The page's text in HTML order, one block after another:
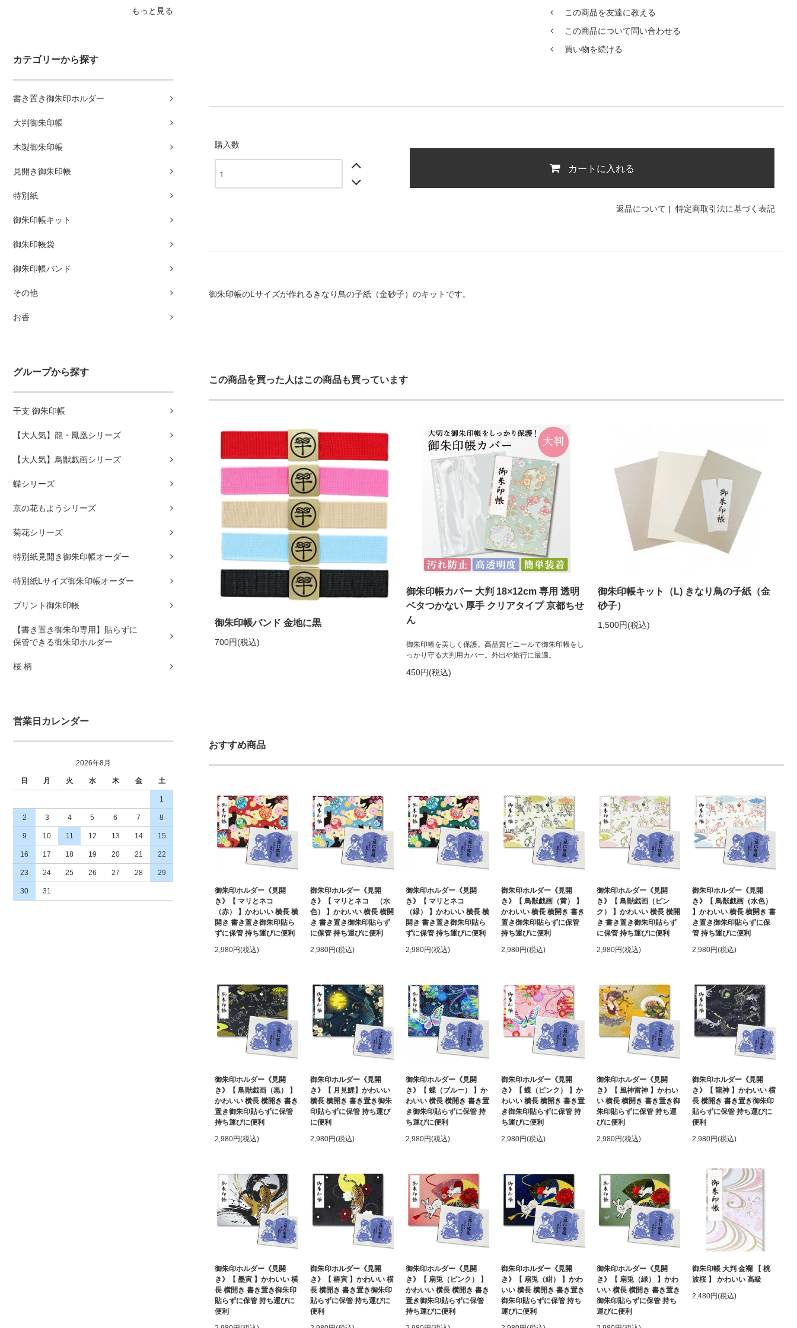
もっと見る
カテゴリーから探す
書き置き御朱印ホルダー
大判御朱印帳
木製御朱印帳
見開き御朱印帳
特別紙
御朱印帳キット
御朱印帳袋
御朱印帳バンド
その他
お香
グループから探す
干支 御朱印帳
【大人気】龍・鳳凰シリーズ
【大人気】鳥獣戯画シリーズ
蝶シリーズ
京の花もようシリーズ
菊花シリーズ
特別紙見開き御朱印帳オーダー
特別紙Lサイズ御朱印帳オーダー
プリント御朱印帳
【書き置き御朱印専用】貼らずに
保管できる御朱印ホルダー
桜 柄
営業日カレンダー
2026年8月
日 月 火 水 木 金 土
1
2 3 4 5 6 7 8
9 10 11 12 13 14 15
16 17 18 19 20 21 22
23 24 25 26 27 28 29
30 31
この商品を友達に教える
この商品について問い合わせる
買い物を続ける
購入数
カートに入れる
返品について | 特定商取引法に基づく表記
御朱印帳のLサイズが作れるきなり鳥の子紙（金砂子）のキットです。
この商品を買った人はこの商品も買っています
御朱印帳バンド 金地に黒
700円(税込)
御朱印帳カバー 大判 18×12cm 専用 透明
ベタつかない 厚手 クリアタイプ 京都ちせ
ん
御朱印帳を美しく保護。高品質ビニールで御朱印帳をし
っかり守る大判用カバー。外出や旅行に最適。
450円(税込)
御朱印帳キット（L) きなり鳥の子紙（金
砂子）
1,500円(税込)
おすすめ商品
御朱印ホルダー《見開
き》【 マリとネコ
（赤） 】かわいい 横長 横
開き 書き置き御朱印貼ら
ずに保管 持ち運びに便利
2,980円(税込)
御朱印ホルダー《見開
き》【 マリとネコ （水
色） 】かわいい 横長 横開
き 書き置き御朱印貼らず
に保管 持ち運びに便利
2,980円(税込)
御朱印ホルダー《見開
き》【 マリとネコ
（緑） 】かわいい 横長 横
開き 書き置き御朱印貼ら
ずに保管 持ち運びに便利
2,980円(税込)
御朱印ホルダー《見開
き》【 鳥獣戯画（黄） 】
かわいい 横長 横開き 書き
置き御朱印貼らずに保管
持ち運びに便利
2,980円(税込)
御朱印ホルダー《見開
き》【 鳥獣戯画（ピン
ク） 】かわいい 横長 横開
き 書き置き御朱印貼らず
に保管 持ち運びに便利
2,980円(税込)
御朱印ホルダー《見開
き》【 鳥獣戯画（水色）
】かわいい 横長 横開き 書
き置き御朱印貼らずに保
管 持ち運びに便利
2,980円(税込)
御朱印ホルダー《見開
き》【 鳥獣戯画（黒） 】
かわいい 横長 横開き 書き
置き御朱印貼らずに保管
持ち運びに便利
2,980円(税込)
御朱印ホルダー《見開
き》【 月見鯉】かわいい
横長 横開き 書き置き御朱
印貼らずに保管 持ち運び
に便利
2,980円(税込)
御朱印ホルダー《見開
き》【 蝶（ブルー） 】か
わいい 横長 横開き 書き置
き御朱印貼らずに保管 持
ち運びに便利
2,980円(税込)
御朱印ホルダー《見開
き》【 蝶（ピンク） 】か
わいい 横長 横開き 書き置
き御朱印貼らずに保管 持
ち運びに便利
2,980円(税込)
御朱印ホルダー《見開
き》【 風神雷神 】かわい
い 横長 横開き 書き置き御
朱印貼らずに保管 持ち運
びに便利
2,980円(税込)
御朱印ホルダー《見開
き》【 龍神 】かわいい 横
長 横開き 書き置き御朱印
貼らずに保管 持ち運びに
便利
2,980円(税込)
御朱印ホルダー《見開
き》【 墨寅 】かわいい 横
長 横開き 書き置き御朱印
貼らずに保管 持ち運びに
便利
御朱印ホルダー《見開
き》【 椿寅 】かわいい 横
長 横開き 書き置き御朱印
貼らずに保管 持ち運びに
便利
御朱印ホルダー《見開
き》【 扇兎（ピンク） 】
かわいい 横長 横開き 書き
置き御朱印貼らずに保管
持ち運びに便利
御朱印ホルダー《見開
き》【 扇兎（紺） 】かわ
いい 横長 横開き 書き置き
御朱印貼らずに保管 持ち
運びに便利
御朱印ホルダー《見開
き》【 扇兎（緑） 】かわ
いい 横長 横開き 書き置き
御朱印貼らずに保管 持ち
運びに便利
御朱印帳 大判 金襴 【 桃
波桜 】 かわいい 高級
2,480円(税込)